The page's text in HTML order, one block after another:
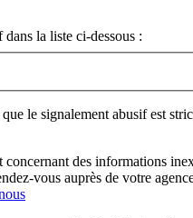
la liste ci-dessous :
le signalement abusif est
concernant des informations
vous auprès de votre